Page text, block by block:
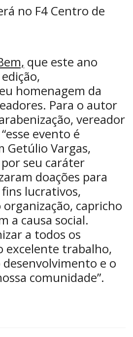
no F4 Centro de
que este ano
homenagem da
Para o autor
vereador
evento é
Getúlio Vargas,
seu caráter
doações para
lucrativos,
capricho
a causa social.
a todos os
excelente trabalho,
e o
comunidade”.